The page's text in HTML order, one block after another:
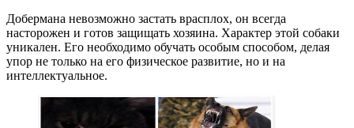
Добермана невозможно застать врасплох, он всегда
насторожен и готов защищать хозяина. Характер этой собаки
уникален. Его необходимо обучать особым способом, делая
упор не только на его физическое развитие, но и на
интеллектуальное.